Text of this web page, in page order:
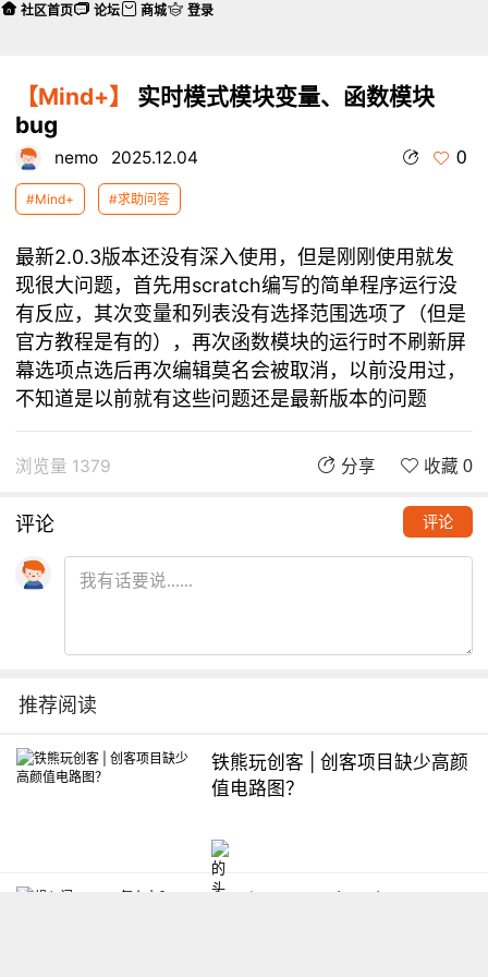
【Mind+】
实时模式模块变量、函数模块
bug
nemo 2025.12.04 0
#Mind+ #求助问答
最新2.0.3版本还没有深入使用，但是刚刚使用就发
现很大问题，首先用scratch编写的简单程序运行没
有反应，其次变量和列表没有选择范围选项了（但是
官方教程是有的），再次函数模块的运行时不刷新屏
幕选项点选后再次编辑莫名会被取消，以前没用过，
不知道是以前就有这些问题还是最新版本的问题
浏览量 1379 分享 收藏 0
评论 评论
推荐阅读
铁熊玩创客 | 创客项目缺少高颜
值电路图？
社区首页 论坛 商城 登录